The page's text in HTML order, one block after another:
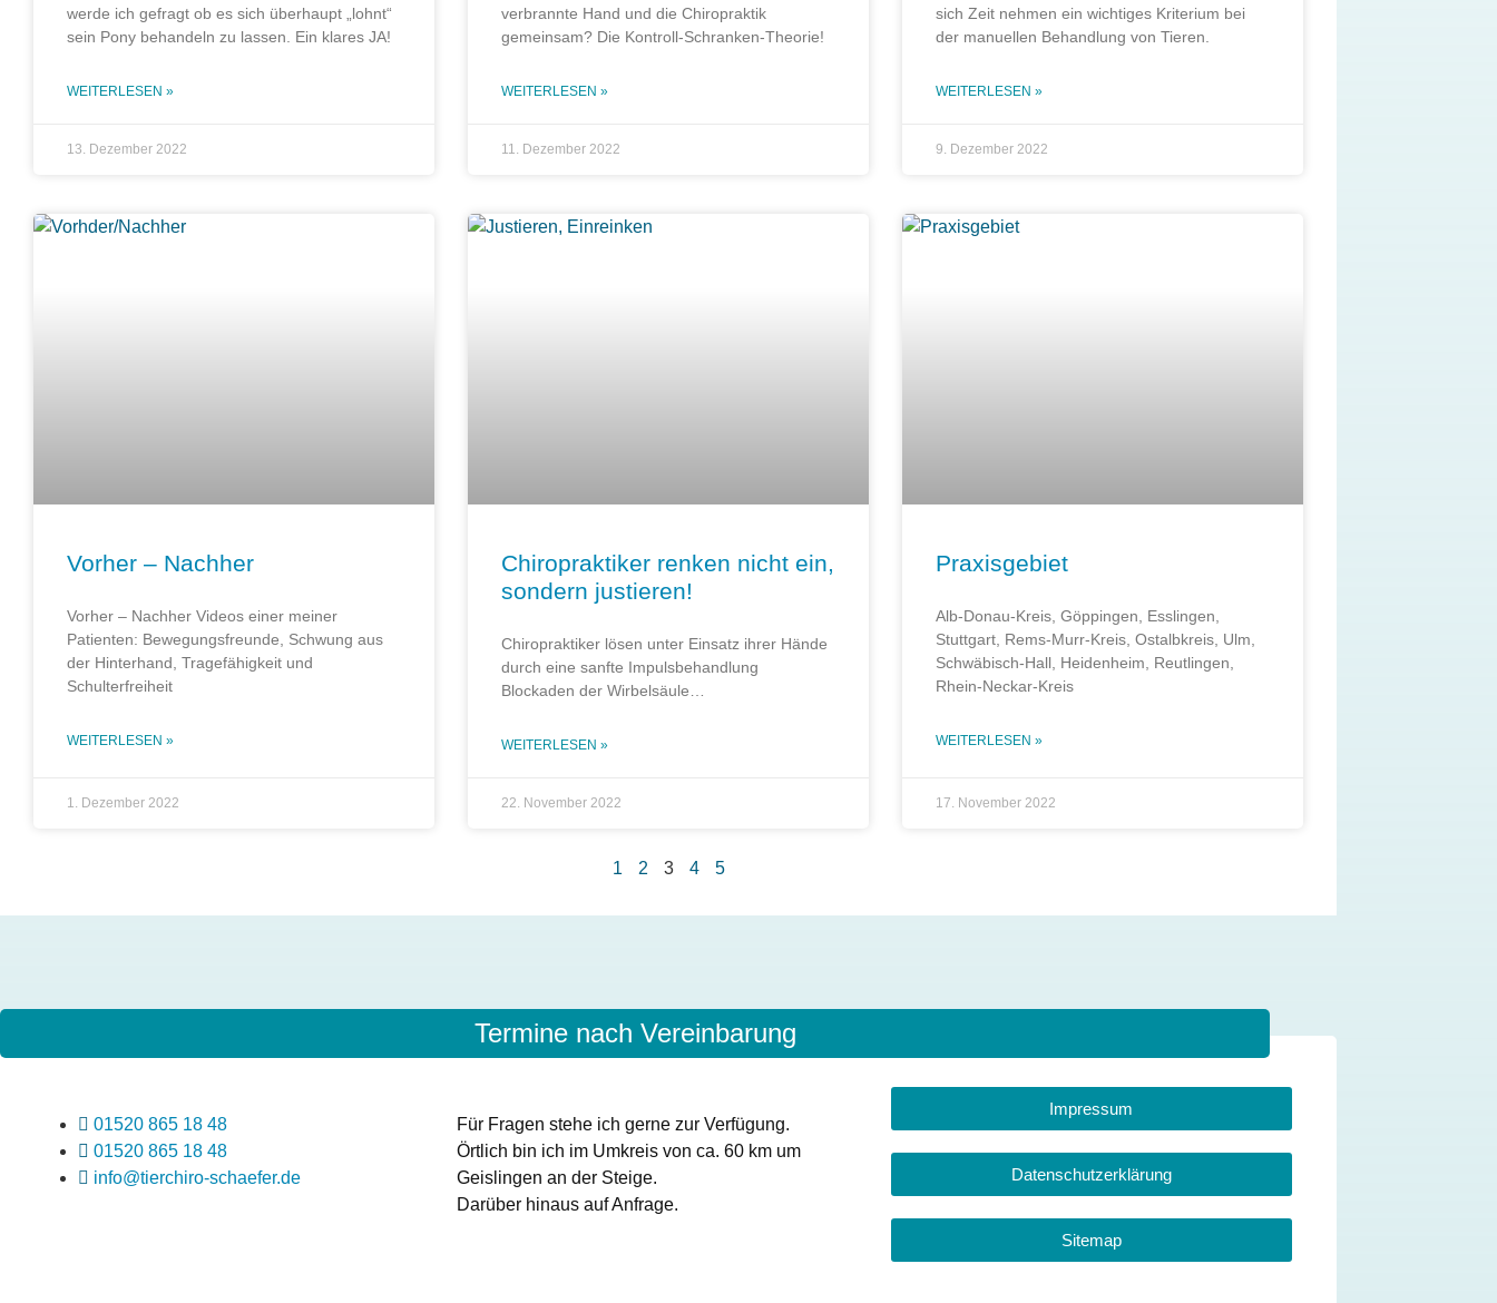
werde ich gefragt ob es sich überhaupt „lohnt“
sein Pony behandeln zu lassen. Ein klares JA!
WEITERLESEN »
13. Dezember 2022
verbrannte Hand und die Chiropraktik
gemeinsam? Die Kontroll-Schranken-Theorie!
WEITERLESEN »
11. Dezember 2022
sich Zeit nehmen ein wichtiges Kriterium bei
der manuellen Behandlung von Tieren.
WEITERLESEN »
9. Dezember 2022
Vorher – Nachher
Vorher – Nachher Videos einer meiner
Patienten: Bewegungsfreunde, Schwung aus
der Hinterhand, Tragefähigkeit und
Schulterfreiheit
WEITERLESEN »
1. Dezember 2022
Chiropraktiker renken nicht ein,
sondern justieren!
Chiropraktiker lösen unter Einsatz ihrer Hände
durch eine sanfte Impulsbehandlung
Blockaden der Wirbelsäule…
WEITERLESEN »
22. November 2022
Praxisgebiet
Alb-Donau-Kreis, Göppingen, Esslingen,
Stuttgart, Rems-Murr-Kreis, Ostalbkreis, Ulm,
Schwäbisch-Hall, Heidenheim, Reutlingen,
Rhein-Neckar-Kreis
WEITERLESEN »
17. November 2022
1 2 3 4 5
Termine nach Vereinbarung
01520 865 18 48
01520 865 18 48
info@tierchiro-schaefer.de
Für Fragen stehe ich gerne zur Verfügung.
Örtlich bin ich im Umkreis von ca. 60 km um
Geislingen an der Steige.
Darüber hinaus auf Anfrage.
Impressum
Datenschutzerklärung
Sitemap